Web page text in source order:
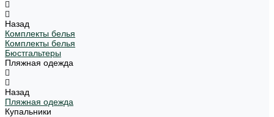
Назад
Комплекты белья
Комплекты белья
Бюстгальтеры
Пляжная одежда
Назад
Пляжная одежда
Купальники